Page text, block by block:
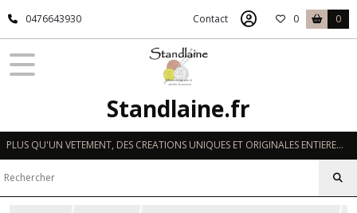
0476643930 Contact 0 0
Standlaine.fr
PLUS QU'UN VETEMENT, DES CREATIONS UNIQUES ET ORIGINALES ENTIEREMENT REALISEES A LA MAIN EN FRANCE